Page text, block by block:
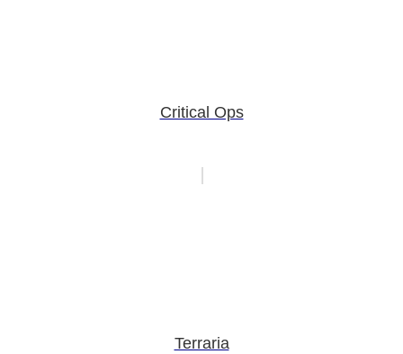
Critical Ops
Terraria